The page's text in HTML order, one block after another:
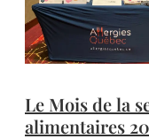
Le Mois de la
alimentaires